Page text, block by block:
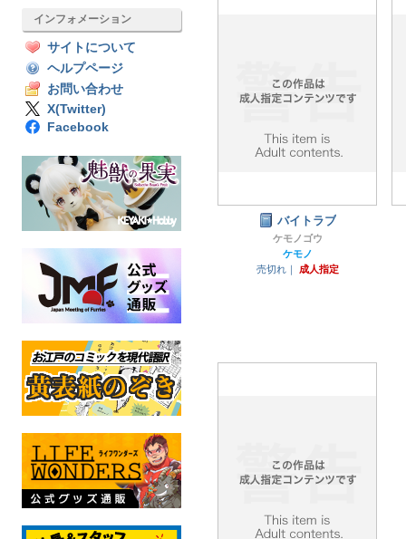
インフォメーション
サイトについて
ヘルプページ
お問い合わせ
X(Twitter)
Facebook
バイトラブ
ケモノゴウ
ケモノ
売切れ｜
成人指定